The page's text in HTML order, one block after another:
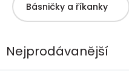
Básničky a říkanky
Nejprodávanější